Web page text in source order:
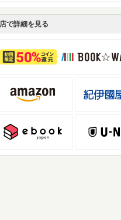
で詳細を見る